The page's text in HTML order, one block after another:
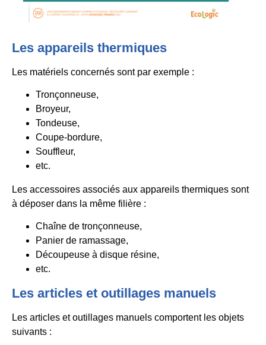
Les appareils thermiques
Les matériels concernés sont par exemple :
Tronçonneuse,
Broyeur,
Tondeuse,
Coupe-bordure,
Souffleur,
etc.
Les accessoires associés aux appareils thermiques sont
à déposer dans la même filière :
Chaîne de tronçonneuse,
Panier de ramassage,
Découpeuse à disque résine,
etc.
Les articles et outillages manuels
Les articles et outillages manuels comportent les objets
suivants :